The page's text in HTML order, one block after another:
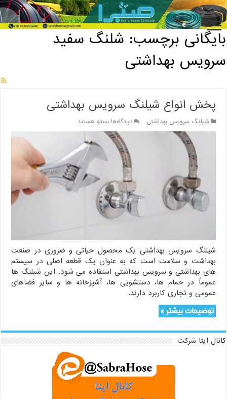
خانه / بایگانی برچسب: شلنگ سفید سرویس بهداشتی
بایگانی برچسب: شلنگ سفید
سرویس بهداشتی
پخش انواع شیلنگ سرویس بهداشتی
شیلنگ سرویس بهداشتی دیدگاه‌هابرای
پخش
انواع
شیلنگ
سرویس
بهداشتی
بسته هستند
شیلنگ سرویس بهداشتی یک محصول حیاتی و ضروری در صنعت
بهداشت و سلامت است که به عنوان یک قطعه اصلی در سیستم
های بهداشتی و سرویس بهداشتی استفاده می شود. این شیلنگ ها
عموماً در حمام ها، دستشویی ها، آشپزخانه ها و سایر فضاهای
عمومی و تجاری کاربرد دارند.
توضیحات بیشتر »
کانال ایتا شرکت